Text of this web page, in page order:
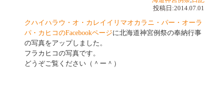
投稿日:2014.07.01
クハイハラウ・オ・カレイイリマオカラニ・パー・オーラ
パ・カヒコのFacebookページに北海道神宮例祭の奉納行事
の写真をアップしました。
フラカヒコの写真です。
どうぞご覧ください（＾ー＾）